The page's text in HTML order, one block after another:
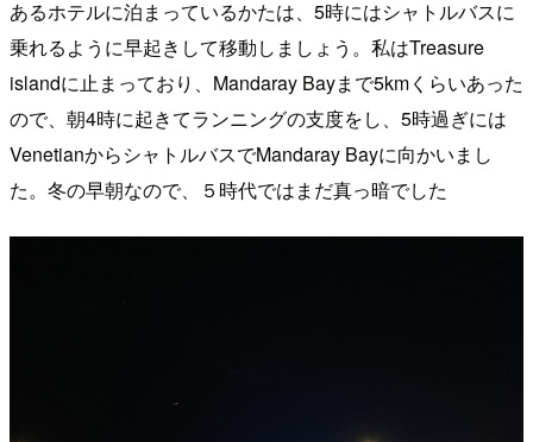
あるホテルに泊まっているかたは、5時にはシャトルバスに
乗れるように早起きして移動しましょう。私はTreasure
islandに止まっており、Mandaray Bayまで5kmくらいあった
ので、朝4時に起きてランニングの支度をし、5時過ぎには
VenetianからシャトルバスでMandaray Bayに向かいまし
た。冬の早朝なので、５時代ではまだ真っ暗でした